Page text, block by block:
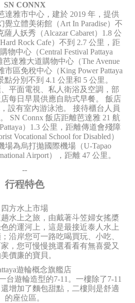
SN CONNX
達雅市中心，建於 2019 年，提供
覺立體美術館（Art In Paradise）不
人妖秀（Alcazar Cabaret）1.8 公
Rock Cafe）不到 2.7 公里，距
物中心（Central Festival Pattaya
芭達雅大道購物中心（The Avenue
市區免稅中心（King Power Pattaya
點分別不到 4.1 公里和 5 公里。
平面電視、私人衛浴及空調，部
每日早晨供應自助式早餐。 飯店
設有室內游泳池。 接待櫃台人員
SN Connx 飯店距離芭達雅 21 航
）1.3 公里，距離傳道會殘障
Vocational School for Disabled）
場為烏打拋國際機場（U-Tapao
Airport），距離 47 公里。
--
行程特色
四方水上市場
水上之旅，由戴著斗笠婦女搖槳
的運河上，這是最接近泰人水上
沿岸您可一路吃喝買玩、小吃、
，您可慢慢挑選看看有無喜愛又
價廉的寶貝。
遊輪概念旗艦店
台遊輪造型的7-11。一樓除了7-11
增加了麵包甜點，二樓則是舒適
的座位區。